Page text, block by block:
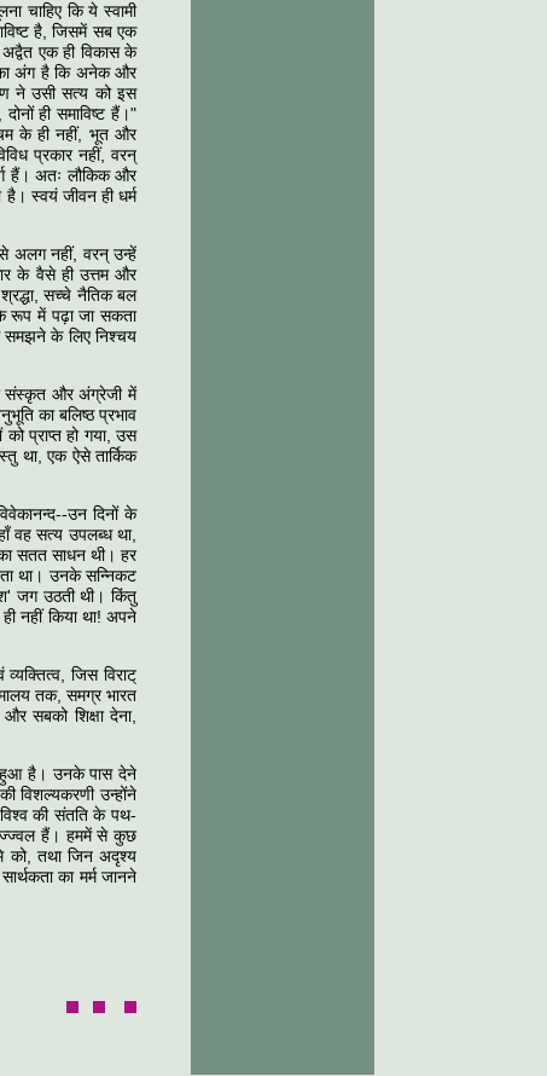
चाहिए कि ये स्वामी
है, जिसमें सब एक
अद्वैत एक ही विकास के
का अंग है कि अनेक और
ने उसी सत्य को इस
ही समाविष्ट हैं।"
के ही नहीं, भूत और
प्रकार नहीं, वरन्
हैं। अतः लौकिक और
है। स्वयं जीवन ही धर्म
से अलग नहीं, वरन् उन्हें
के वैसे ही उत्तम और
सच्चे नैतिक बल
रूप में पढ़ा जा सकता
समझने के लिए निश्चय
संस्कृत और अंग्रेजी में
का बलिष्ठ प्रभाव
प्राप्त हो गया, उस
था, एक ऐसे तार्किक
उन दिनों के
वह सत्य उपलब्ध था,
सतत साधन थी। हर
था। उनके सन्निकट
जग उठती थी। किंतु
नहीं किया था! अपने
जिस विराट्
तक, समग्र भारत
सबको शिक्षा देना,
हुआ है। उनके पास देने
विशल्यकरणी उन्होंने
की संतति के पथ-
हैं। हममें से कुछ
को, तथा जिन अदृश्य
का मर्म जानने